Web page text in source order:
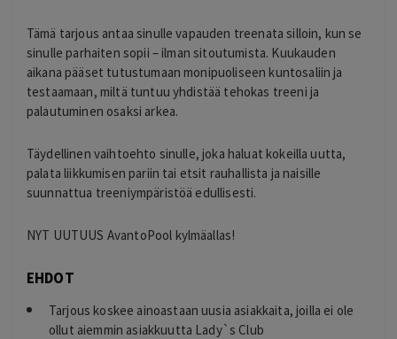
Tämä tarjous antaa sinulle vapauden treenata silloin, kun se
sinulle parhaiten sopii – ilman sitoutumista. Kuukauden
aikana pääset tutustumaan monipuoliseen kuntosaliin ja
testaamaan, miltä tuntuu yhdistää tehokas treeni ja
palautuminen osaksi arkea.
Täydellinen vaihtoehto sinulle, joka haluat kokeilla uutta,
palata liikkumisen pariin tai etsit rauhallista ja naisille
suunnattua treeniympäristöä edullisesti.
NYT UUTUUS AvantoPool kylmäallas!
EHDOT
Tarjous koskee ainoastaan uusia asiakkaita, joilla ei ole
ollut aiemmin asiakkuutta Lady`s Club